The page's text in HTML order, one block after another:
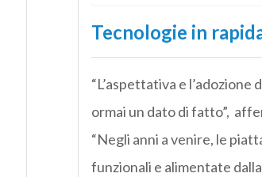
Tecnologie in
“L’aspettativa e
ormai un dato di fatto”,
“Negli anni a venire, le
funzionali e alimentate